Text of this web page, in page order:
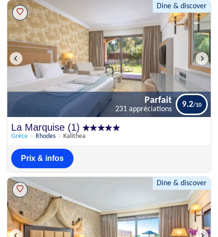
Dine & discover
La Marquise (1)
Grèce Rhodes Kalithea
Parfait
231 appréciations
9.2
Prix & infos
Dine & discover